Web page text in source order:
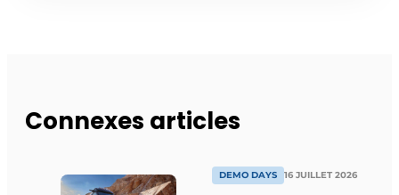
Connexes articles
DEMO DAYS 16 JUILLET 2026